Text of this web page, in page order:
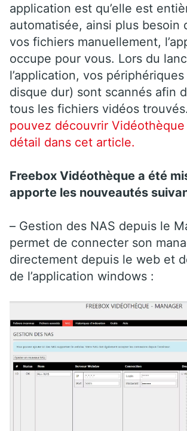
application est qu’elle est
automatisée, ainsi plus besoin
vos fichiers manuellement,
occupe pour vous. Lors du
l’application, vos périphériques
disque dur) sont scannés afin
tous les fichiers vidéos trouvés.
pouvez découvrir
détail dans cet article.
Freebox Vidéothèque a été
apporte les nouveautés
– Gestion des NAS depuis le
permet de connecter son
directement depuis le web et
de l’application windows :